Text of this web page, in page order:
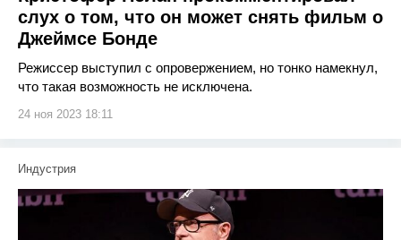
слух о том, что он может снять фильм о
Джеймсе Бонде
Режиссер выступил с опровержением, но тонко намекнул,
что такая возможность не исключена.
24 ноя 2023 18:11
Индустрия